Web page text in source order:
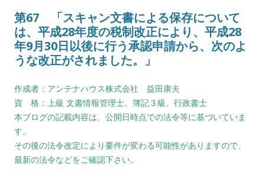
第67 「スキャン文書による保存について
は、平成28年度の税制改正により、平成28
年9月30日以後に行う承認申請から、次のよ
うな改正がされました。」
作成者：アンテナハウス株式会社 益田康夫
資 格：上級 文書情報管理士、簿記３級、行政書士
本ブログの記載内容は、公開日時点での法令等に基づいていま
す。
その後の法令改定により要件が変わる可能性がありますので、
最新の法令などをご確認下さい。